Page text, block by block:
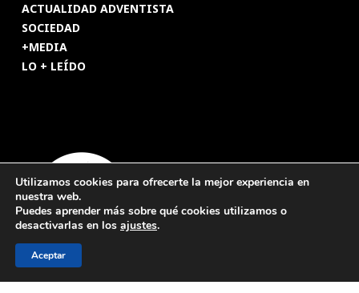
ACTUALIDAD ADVENTISTA
SOCIEDAD
+MEDIA
LO + LEÍDO
Utilizamos cookies para ofrecerte la mejor experiencia en
nuestra web.
Puedes aprender más sobre qué cookies utilizamos o
desactivarlas en los ajustes.
Aceptar